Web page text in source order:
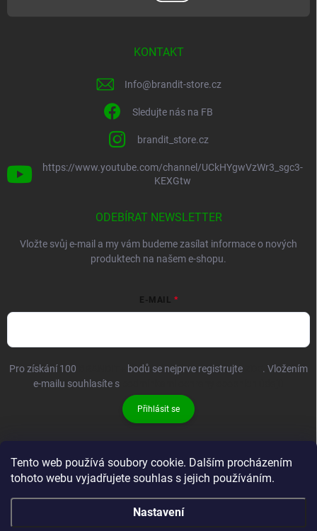
Tento web používá soubory cookie. Dalším procházením
tohoto webu vyjadřujete souhlas s jejich používáním.
Nastavení
KONTAKT
Info@brandit-store.cz
Sledujte nás na FB
brandit_store.cz
https://www.youtube.com/channel/UCkHYgwVzWr3_sgc3-
KEXGtw
ODEBÍRAT NEWSLETTER
Vložte svůj e-mail a my vám budeme zasílat informace o nových
produktech na našem e-shopu.
E-MAIL
Pro získání 100 bodů se nejprve registrujte
. Vložením
e-mailu souhlasíte s
Přihlásit se